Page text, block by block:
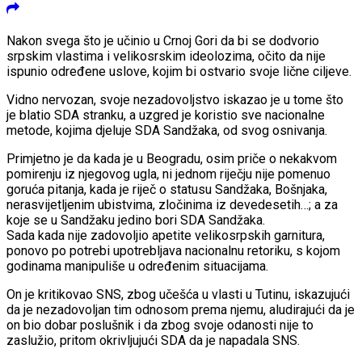
Nakon svega što je učinio u Crnoj Gori da bi se dodvorio
srpskim vlastima i velikosrskim ideolozima, očito da nije
ispunio određene uslove, kojim bi ostvario svoje lične ciljeve.
Vidno nervozan, svoje nezadovoljstvo iskazao je u tome što
je blatio SDA stranku, a uzgred je koristio sve nacionalne
metode, kojima djeluje SDA Sandžaka, od svog osnivanja.
Primjetno je da kada je u Beogradu, osim priče o nekakvom
pomirenju iz njegovog ugla, ni jednom riječju nije pomenuo
goruća pitanja, kada je riječ o statusu Sandžaka, Bošnjaka,
nerasvijetljenim ubistvima, zločinima iz devedesetih…; a za
koje se u Sandžaku jedino bori SDA Sandžaka.
Sada kada nije zadovoljio apetite velikosrpskih garnitura,
ponovo po potrebi upotrebljava nacionalnu retoriku, s kojom
godinama manipuliše u određenim situacijama.
On je kritikovao SNS, zbog učešća u vlasti u Tutinu, iskazujući
da je nezadovoljan tim odnosom prema njemu, aludirajući da je
on bio dobar poslušnik i da zbog svoje odanosti nije to
zaslužio, pritom okrivljujući SDA da je napadala SNS.